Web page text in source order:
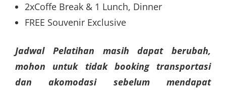
2xCoffe Break & 1 Lunch, Dinner
FREE Souvenir Exclusive
Jadwal Pelatihan masih dapat berubah,
mohon untuk tidak booking transportasi
dan akomodasi sebelum mendapat